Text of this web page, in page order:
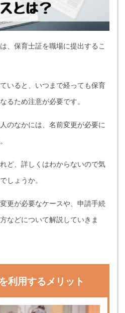
、保育士証を職場に提出するこ
いると、いつまで経っても保育
るため注意が必要です。
のなかには、名前変更が必要に
ど、詳しくはわからないので気
しょうか。
更が必要なケースや、申請手続
などについて解説していきま
利用するメリット